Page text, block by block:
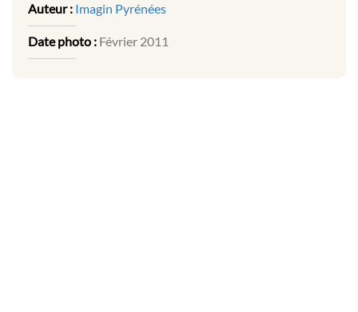
Auteur : Imagin Pyrénées
Date photo : Février 2011